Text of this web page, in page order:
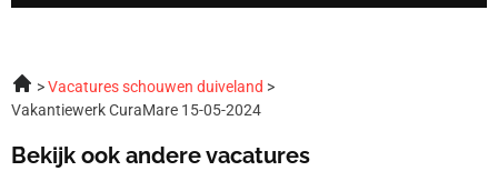
Vacatures schouwen duiveland
Vakantiewerk CuraMare 15-05-2024
Bekijk ook andere vacatures